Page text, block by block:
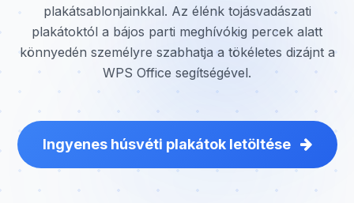
plakátsablonjainkkal. Az élénk tojásvadászati
plakátoktól a bájos parti meghívókig percek alatt
könnyedén személyre szabhatja a tökéletes dizájnt a
WPS Office segítségével.
Ingyenes húsvéti plakátok letöltése